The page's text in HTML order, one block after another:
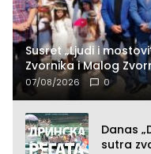
Susret „Ljudi i
Zvornika i Malog
07/08/2026 0
Danas
sutra